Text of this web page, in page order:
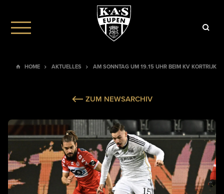
HOME AKTUELLES AM SONNTAG UM 19.15 UHR BEIM KV
ZUM NEWSARCHIV